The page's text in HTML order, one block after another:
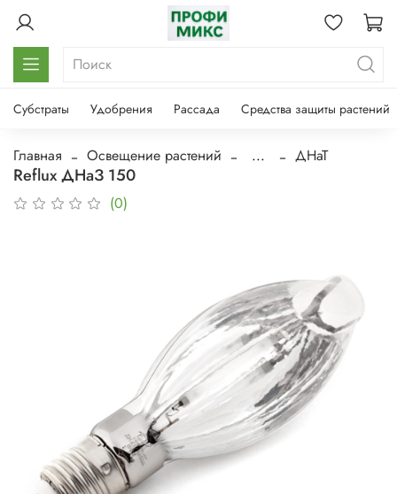
Субстраты Удобрения Рассада Средства защиты растений
Главная Освещение растений ... ДНаТ
Reflux ДНаЗ 150
(0)